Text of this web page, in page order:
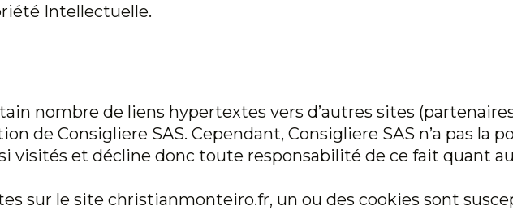
Intellectuelle.
nombre de liens hypertextes vers d’autres sites
de Consigliere SAS. Cependant, Consigliere SAS n’a pas la
visités et décline donc toute responsabilité de ce fait quant
sur le site christianmonteiro.fr, un ou des cookies sont